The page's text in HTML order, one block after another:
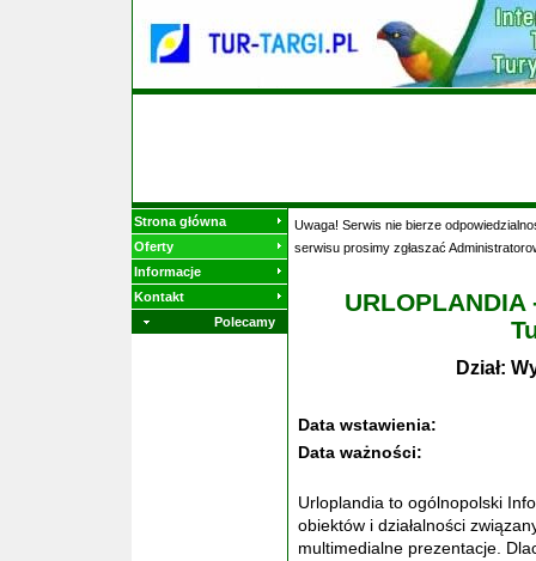
Strona główna
Oferty
Informacje
Kontakt
Polecamy
Uwaga! Serwis nie bierze
serwisu prosimy zgłaszać
Dział:
Data wstawienia:
Data ważności:
Urloplandia to ogólnopolski
obiektów i działalności
multimedialne prezentacje.